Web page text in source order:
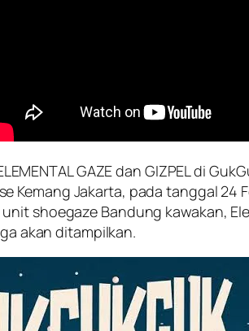
GAZE dan GIZPEL di
Kemang Jakarta, pada tanggal 24
unit shoegaze Bandung kawakan,
akan ditampilkan.